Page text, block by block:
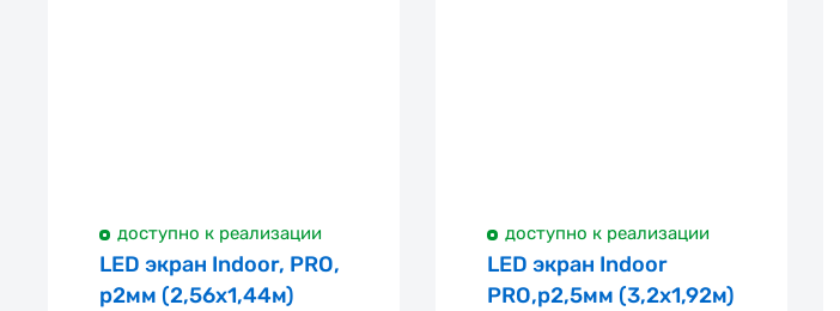
доступно к реализации
LED экран Indoor, PRO,
p2мм (2,56х1,44м)
доступно к реализации
LED экран Indoor
PRO,p2,5мм (3,2х1,92м)